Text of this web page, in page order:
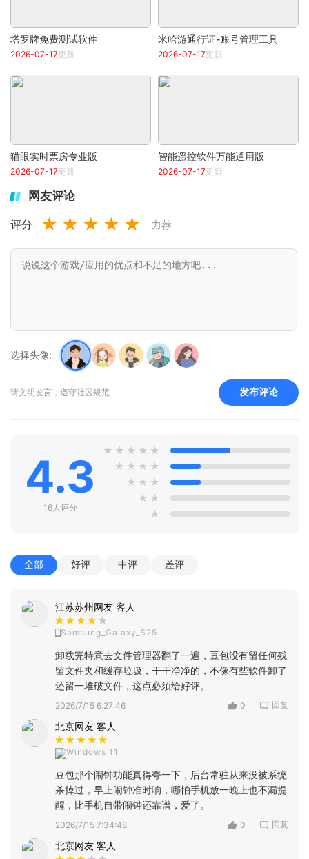
塔罗牌免费测试软件
2026-07-17更新
米哈游通行证-账号管理工具
2026-07-17更新
猫眼实时票房专业版
2026-07-17更新
智能遥控软件万能通用版
2026-07-17更新
网友评论
评分 ★ ★ ★ ★ ★ 力荐
选择头像:
请文明发言，遵守社区规范 发布评论
4.3
16人评分
★ ★ ★ ★ ★
★ ★ ★ ★
★ ★ ★
★ ★
★
全部 好评 中评 差评
江苏苏州网友 客人
Samsung_Galaxy_S25
卸载完特意去文件管理器翻了一遍，豆包没有留任何残
留文件夹和缓存垃圾，干干净净的，不像有些软件卸了
还留一堆破文件，这点必须给好评。
2026/7/15 6:27:46 0 回复
北京网友 客人
Windows 11
豆包那个闹钟功能真得夸一下，后台常驻从来没被系统
杀掉过，早上闹钟准时响，哪怕手机放一晚上也不漏提
醒，比手机自带闹钟还靠谱，爱了。
2026/7/15 7:34:48 0 回复
北京网友 客人